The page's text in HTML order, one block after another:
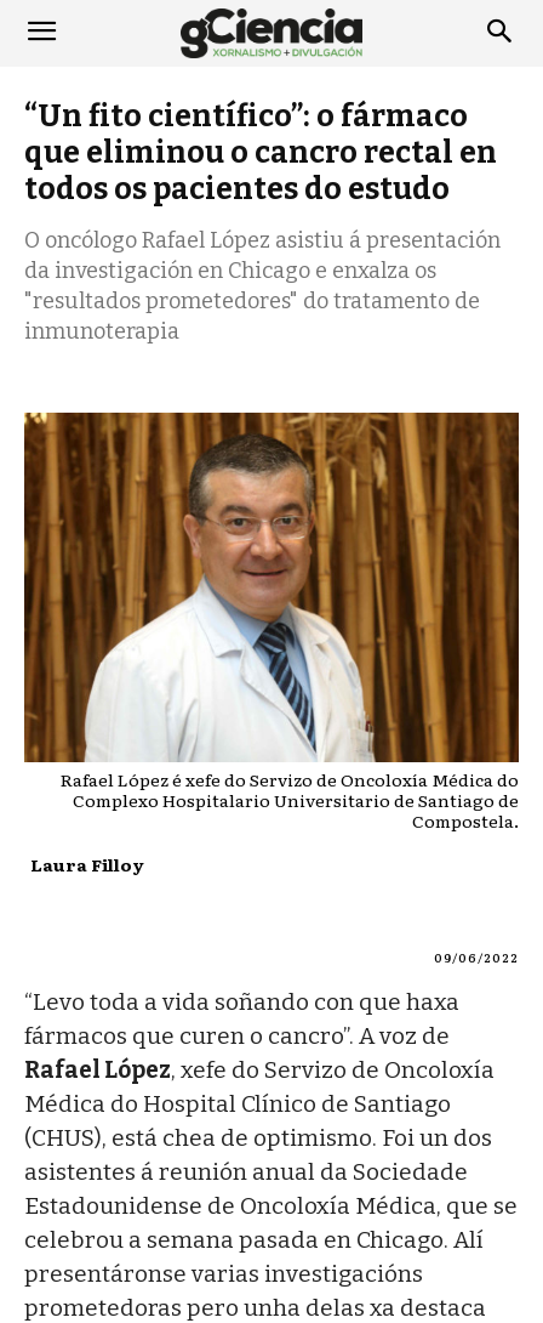
“Un fito científico”: o fármaco
que eliminou o cancro rectal en
todos os pacientes do estudo
O oncólogo Rafael López asistiu á presentación
da investigación en Chicago e enxalza os
"resultados prometedores" do tratamento de
inmunoterapia
Rafael López é xefe do Servizo de Oncoloxía Médica do
Complexo Hospitalario Universitario de Santiago de
Compostela.
Laura Filloy
09/06/2022
“Levo toda a vida soñando con que haxa
fármacos que curen o cancro”. A voz de
Rafael López, xefe do Servizo de Oncoloxía
Médica do Hospital Clínico de Santiago
(CHUS), está chea de optimismo. Foi un dos
asistentes á reunión anual da Sociedade
Estadounidense de Oncoloxía Médica, que se
celebrou a semana pasada en Chicago. Alí
presentáronse varias investigacións
prometedoras pero unha delas xa destaca